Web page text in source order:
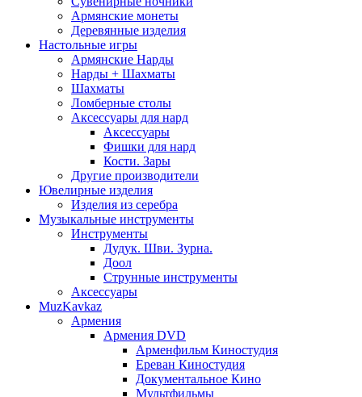
Армянские монеты
Деревянные изделия
Настольные игры
Армянские Нарды
Нарды + Шахматы
Шахматы
Ломберные столы
Аксессуары для нард
Аксессуары
Фишки для нард
Кости. Зары
Другие производители
Ювелирные изделия
Изделия из серебра
Музыкальные инструменты
Инструменты
Дудук. Шви. Зурна.
Доол
Струнные инструменты
Аксессуары
MuzKavkaz
Армения
Армения DVD
Арменфильм Киностудия
Ереван Киностудия
Документальное Кино
Мультфильмы